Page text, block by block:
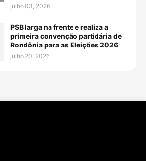
julho 03, 2026
PSB larga na frente e realiza a
primeira convenção partidária de
Rondônia para as Eleições 2026
julho 20, 2026